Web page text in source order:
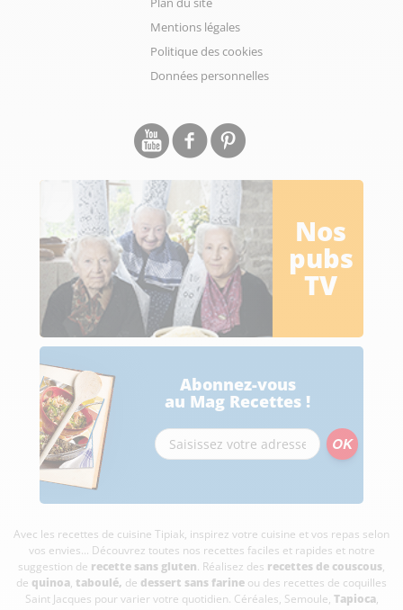
Mentions légales
Politique des cookies
Données personnelles
Nos
pubs
TV
Abonnez-vous
au Mag Recettes !
Avec les recettes de cuisine Tipiak, inspirez votre cuisine et vos repas selon
vos envies... Découvrez toutes nos recettes faciles et rapides et notre
suggestion de recette sans gluten. Réalisez des recettes de couscous,
de quinoa, taboulé, de dessert sans farine ou des recettes de coquilles
Saint Jacques pour varier votre quotidien. Céréales, Semoule, Tapioca,